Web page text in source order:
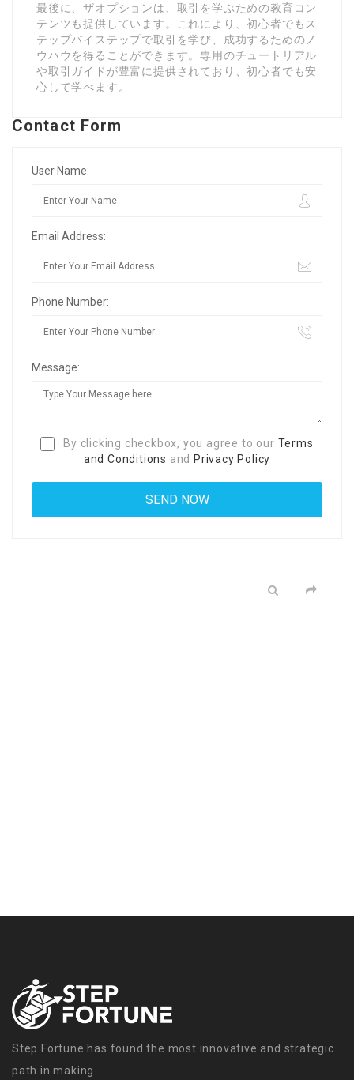
最後に、ザオプションは、取引を学ぶための教育コン
テンツも提供しています。これにより、初心者でもス
テップバイステップで取引を学び、成功するためのノ
ウハウを得ることができます。専用のチュートリアル
や取引ガイドが豊富に提供されており、初心者でも安
心して学べます。
Contact Form
User Name:
Email Address:
Phone Number:
Message:
By clicking checkbox, you agree to our Terms
and Conditions and Privacy Policy
Step Fortune has found the most innovative and strategic
path in making